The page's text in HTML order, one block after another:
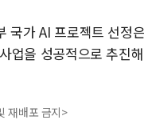
국가 AI 프로젝트 선정
업을 성공적으로 추진
재배포 금지>